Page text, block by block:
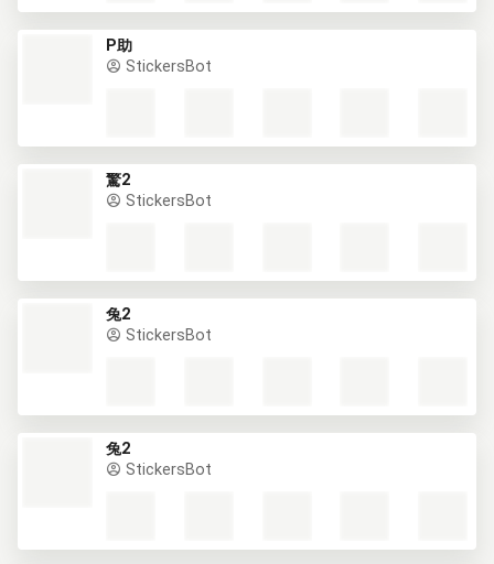
P助
StickersBot
驚2
StickersBot
兔2
StickersBot
兔2
StickersBot